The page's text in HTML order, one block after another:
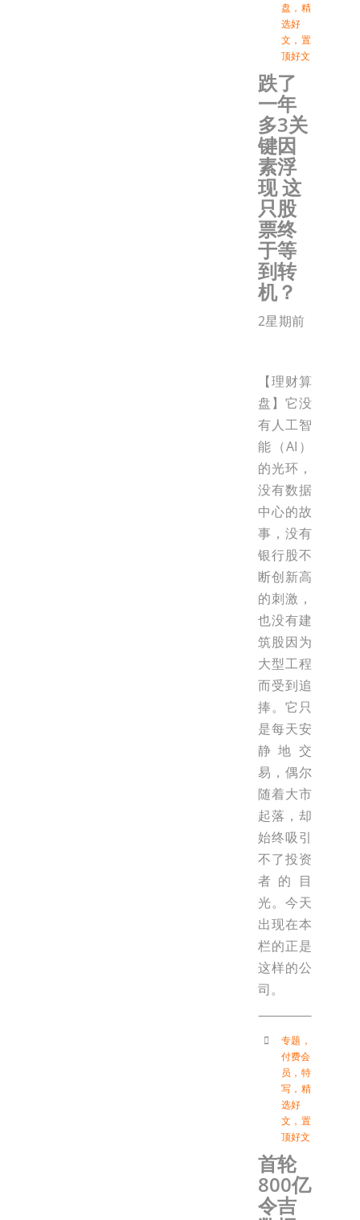
盘 ， 精
选好
文 ， 置
顶好文
跌了
一年
多3关
键因
素浮
现 这
只股
票终
于等
到转
机？
2星期前
【理财算
盘】它没
有人工智
能（AI）
的光环，
没有数据
中心的故
事，没有
银行股不
断创新高
的刺激，
也没有建
筑股因为
大型工程
而受到追
捧。它只
是每天安
静地交
易，偶尔
随着大市
起落，却
始终吸引
不了投资
者的目
光。今天
出现在本
栏的正是
这样的公
司。
专题 ，
付费会
员 ， 特
写 ， 精
选好
文 ， 置
顶好文
首轮
800亿
令吉